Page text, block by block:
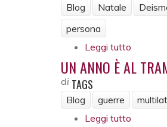
Blog Natale
persona
Leggi tutto
UN ANNO È AL
di TAGS
Blog guerre
Leggi tutto